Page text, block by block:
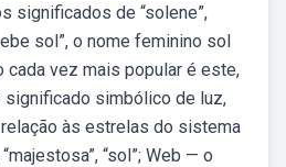
significados de “solene”,
sol”, o nome feminino sol
cada vez mais popular é este,
significado simbólico de luz,
às estrelas do sistema
“sol”; Web — o